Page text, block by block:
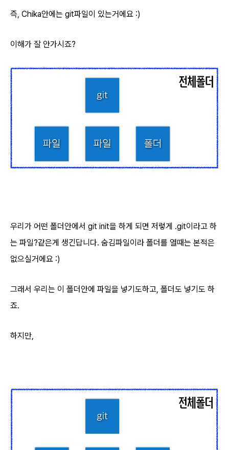
즉, Chika안에는 git파일이 있는거에요 :)
이해가 잘 안가시죠?
우리가 어떤 폴더안에서 git init을 하게 되면 저렇게 .git이라고 하
는 파일?같은게 생긴답니다. 숨김파일이라 폴더를 열때는 본적은
없으실거에요 :)
그래서 우리는 이 폴더안에 파일을 넣기도하고, 폴더도 넣기도 하
죠.
하지만,